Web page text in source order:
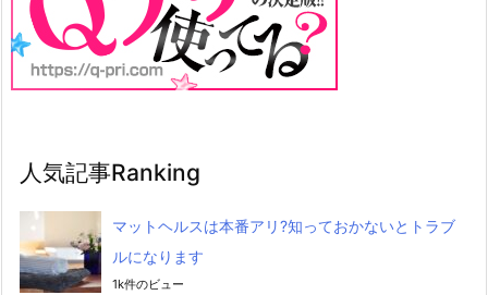
人気記事Ranking
マットヘルスは本番アリ?知っておかないとトラブ
ルになります
1k件のビュー